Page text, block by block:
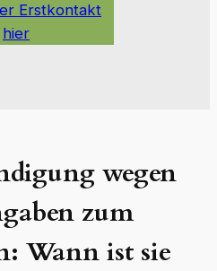
Erstkontakt
hier
wegen
zum
Wann ist sie